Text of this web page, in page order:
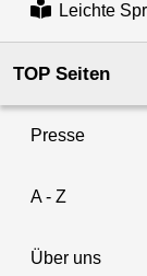
Leichte
TOP Seiten
Presse
A - Z
Über uns